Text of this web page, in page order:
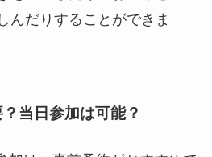
んだりすることができま
当日参加は可能？